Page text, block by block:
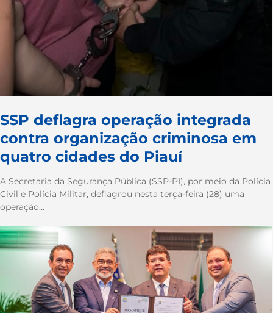
SSP deflagra operação integrada
contra organização criminosa em
quatro cidades do Piauí
A Secretaria da Segurança Pública (SSP-PI), por meio da Polícia
Civil e Polícia Militar, deflagrou nesta terça-feira (28) uma
operação...